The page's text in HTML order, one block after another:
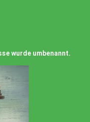
wurde umbenannt.